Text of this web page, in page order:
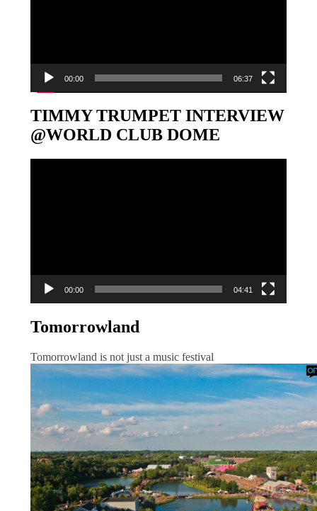
00:00 06:37
TIMMY TRUMPET INTERVIEW
@WORLD CLUB DOME
00:00 04:41
Tomorrowland
Tomorrowland is not just a music festival